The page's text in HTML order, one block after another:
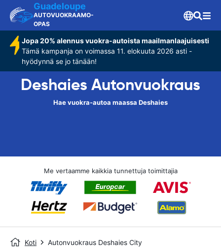
Guadeloupe
AUTOVUOKRAAMO-
OPAS
Jopa 20% alennus vuokra-autoista maailmanlaajuisesti
Tämä kampanja on voimassa 11. elokuuta 2026 asti -
hyödynnä se jo tänään!
Deshaies Autonvuokraus
Hae vuokra-autoa maassa Deshaies
Me vertaamme kaikkia tunnettuja toimittajia
Koti Autonvuokraus Deshaies City